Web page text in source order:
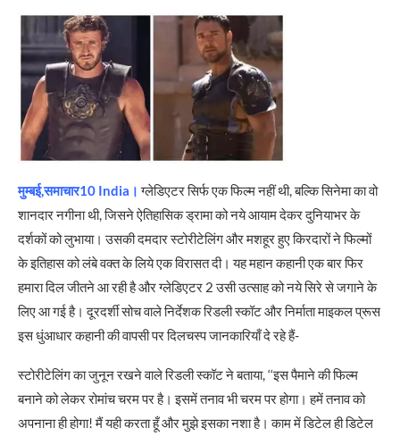
मुम्बई,समाचार10 India। ग्‍लेडिएटर सिर्फ एक फिल्‍म नहीं थी, बल्कि सिनेमा का वो
शानदार नगीना थी, जिसने ऐतिहासिक ड्रामा को नये आयाम देकर दुनियाभर के
दर्शकों को लुभाया। उसकी दमदार स्‍टोरीटेलिंग और मशहूर हुए किरदारों ने फिल्‍मों
के इतिहास को लंबे वक्‍त के लिये एक विरासत दी। यह महान कहानी एक बार फिर
हमारा दिल जीतने आ रही है और ग्‍लेडिएटर 2 उसी उत्‍साह को नये सिरे से जगाने के
लिए आ गई है। दूरदर्शी सोच वाले निर्देशक रिडली स्‍कॉट और निर्माता माइकल प्रूस
इस धुंआधार कहानी की वापसी पर दिलचस्‍प जानकारियाँ दे रहे हैं-
स्‍टोरीटेलिंग का जुनून रखने वाले रिडली स्‍कॉट ने बताया, ‘‘इस पैमाने की फिल्‍म
बनाने को लेकर रोमांच चरम पर है। इसमें तनाव भी चरम पर होगा। हमें तनाव को
अपनाना ही होगा! मैं यही करता हूँ और मुझे इसका नशा है। काम में डिटेल ही डिटेल